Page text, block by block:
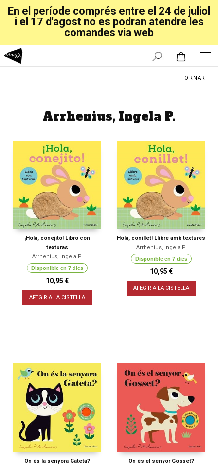
En el període comprés entre el 24 de juliol
i el 17 d'agost no es podran atendre les
comandes via web
TORNAR
Arrhenius, Ingela P.
¡Hola, conejito! Libro con
texturas
Arrhenius, Ingela P.
Disponible en 7 dies
10,95 €
AFEGIR A LA CISTELLA
Hola, conillet! Llibre amb textures
Arrhenius, Ingela P.
Disponible en 7 dies
10,95 €
AFEGIR A LA CISTELLA
On és la senyora Gateta?
On és el senyor Gosset?